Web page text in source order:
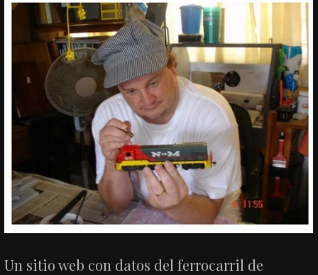
Un sitio web con datos del ferrocarril de